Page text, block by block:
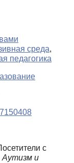
среда,
педагогика
с
Аутизм и